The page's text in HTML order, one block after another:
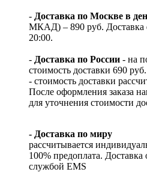
- Доставка по Москве в
МКАД) – 890 руб. Доставка
20:00.
- Доставка по России - на
стоимость доставки 690
- стоимость доставки
После оформления заказа
для уточнения стоимости
- Доставка по миру
рассчитывается
100% предоплата. Доставка
службой EMS